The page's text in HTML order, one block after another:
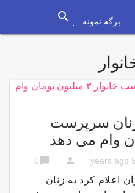
برگه نمونه search
سرپرست
56
person
chat_bubble
0
اعلام کرد به زنان